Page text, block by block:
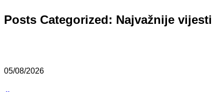
Posts Categorized: Najvažnije vijesti
05/08/2026